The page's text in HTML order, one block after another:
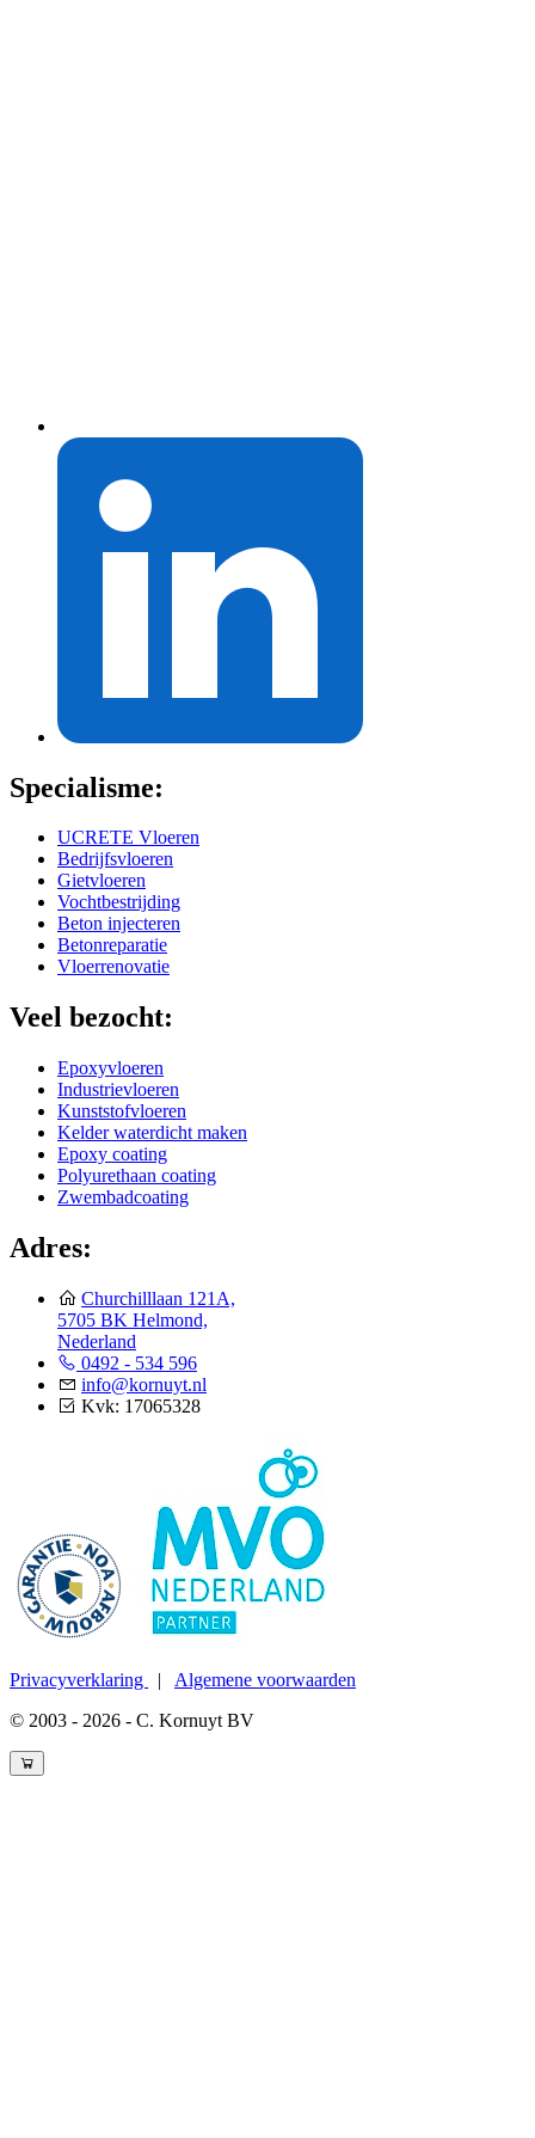
Specialisme:
UCRETE Vloeren
Bedrijfsvloeren
Gietvloeren
Vochtbestrijding
Beton injecteren
Betonreparatie
Vloerrenovatie
Veel bezocht:
Epoxyvloeren
Industrievloeren
Kunststofvloeren
Kelder waterdicht maken
Epoxy coating
Polyurethaan coating
Zwembadcoating
Adres:
Churchilllaan 121A,
5705 BK Helmond,
Nederland
0492 - 534 596
info@kornuyt.nl
Kvk: 17065328
Privacyverklaring | Algemene voorwaarden
© 2003 - 2026 - C. Kornuyt BV